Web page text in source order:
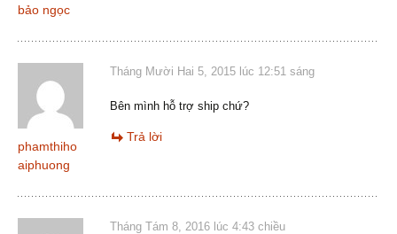
bảo ngọc
phamthiho
aiphuong
Tháng Mười Hai 5, 2015 lúc 12:51 sáng
Bên mình hỗ trợ ship chứ?
Trả lời
Tháng Tám 8, 2016 lúc 4:43 chiều